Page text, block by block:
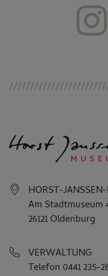
HORST-
Am Stadtmuseum
26121 Oldenburg
VERWALTUNG
Telefon 0441 235-